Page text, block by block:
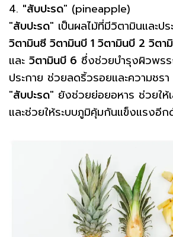
4. "สับปะรด" (pineapple)
"สับปะรด" เป็นผลไม้ที่มีวิตามินและป
วิตามินซี วิตามินบี 1 วิตามินบี 2 วิตา
และ วิตามินบี 6 ซึ่งช่วยบำรุงผิวพร
ประกาย ช่วยลดริ้วรอยและความชร
"สับปะรด" ยังช่วยย่อยอหาร ช่วยให้
และช่วยให้ระบบภูมิคุ้มกันแข็งแรงอี